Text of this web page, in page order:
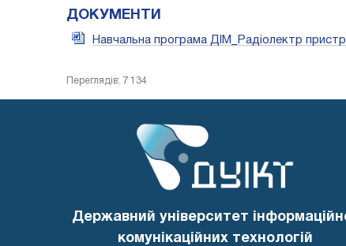
ДОКУМЕНТИ
Навчальна програма ДІМ_Радіолектр
Переглядів: 7 134
Державний університет
комунікаційних технологій